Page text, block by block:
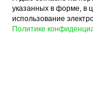
указанных в форме, в
использование
Политике